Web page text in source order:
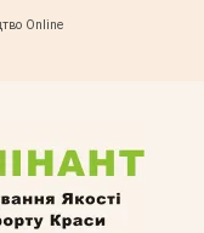
Online